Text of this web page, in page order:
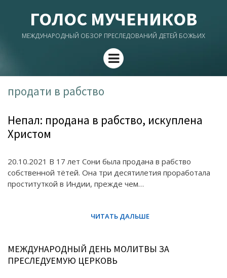
ГОЛОС МУЧЕНИКОВ
МЕЖДУНАРОДНЫЙ ОБЗОР ПРЕСЛЕДОВАНИЙ ДЕТЕЙ БОЖЬИХ
Menu
продати в рабство
Непал: продана в рабство, искуплена
Христом
20.10.2021 В 17 лет Сони была продана в рабство
собственной тётей. Она три десятилетия проработала
проституткой в ​​Индии, прежде чем…
МЕЖДУНАРОДНЫЙ ДЕНЬ МОЛИТВЫ ЗА
ПРЕСЛЕДУЕМУЮ ЦЕРКОВЬ